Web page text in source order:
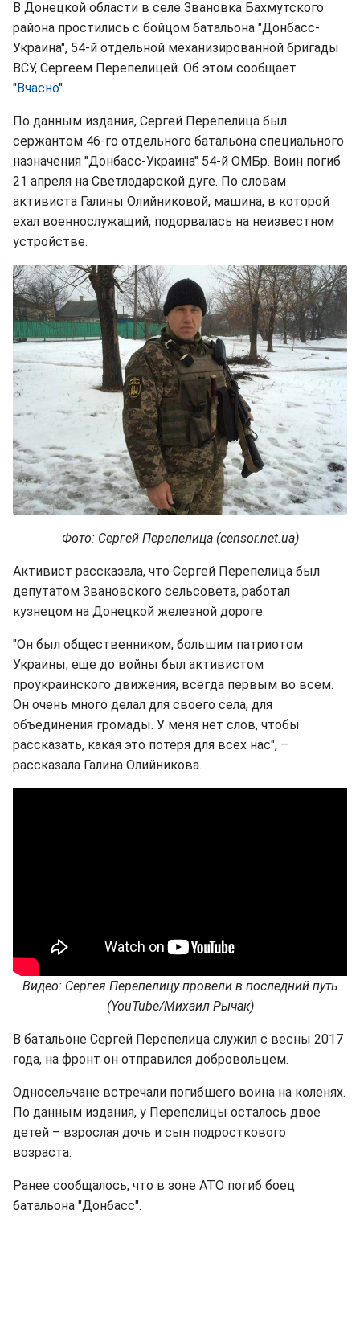
В Донецкой области в селе Звановка Бахмутского
района простились с бойцом батальона "Донбасс-
Украина", 54-й отдельной механизированной бригады
ВСУ, Сергеем Перепелицей. Об этом сообщает
"Вчасно".
По данным издания, Сергей Перепелица был
сержантом 46-го отдельного батальона специального
назначения "Донбасс-Украина" 54-й ОМБр. Воин погиб
21 апреля на Светлодарской дуге. По словам
активиста Галины Олийниковой, машина, в которой
ехал военнослужащий, подорвалась на неизвестном
устройстве.
Фото: Сергей Перепелица (censor.net.ua)
Активист рассказала, что Сергей Перепелица был
депутатом Звановского сельсовета, работал
кузнецом на Донецкой железной дороге.
"Он был общественником, большим патриотом
Украины, еще до войны был активистом
проукраинского движения, всегда первым во всем.
Он очень много делал для своего села, для
объединения громады. У меня нет слов, чтобы
рассказать, какая это потеря для всех нас", –
рассказала Галина Олийникова.
Видео: Сергея Перепелицу провели в последний путь
(YouTube/Михаил Рычак)
В батальоне Сергей Перепелица служил с весны 2017
года, на фронт он отправился добровольцем.
Односельчане встречали погибшего воина на коленях.
По данным издания, у Перепелицы осталось двое
детей – взрослая дочь и сын подросткового
возраста.
Ранее сообщалось, что в зоне АТО погиб боец
батальона "Донбасс".